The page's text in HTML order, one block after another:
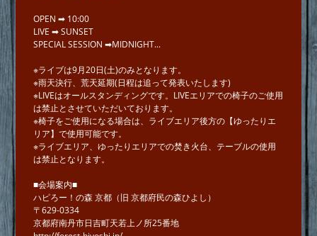
OPEN ➡︎ 10:00
LIVE ➡︎ SUNSET
SPECIAL SESSION ➡︎MIDNIGHT...
※ライブは9月20日(土)のみとなります。
※雨天決行、荒天延期(日程は追って発表いたします)
※LIVEはオールスタンディングです。LIVEエリアでの椅子のご使用
は禁止とさせていただいております。
※椅子をご使用になる場合は、ライブエリア後方の【ゆったりエ
リア】で使用可能です。
※ライブエリア、ゆったりエリアでの焚き火台、テーブルの使用
は禁止となります。
■会場案内■
ハピろー！の森 京都（旧 京都府民の森ひよし）
〒629-0334
京都府南丹市日吉町天若上ノ所25番地